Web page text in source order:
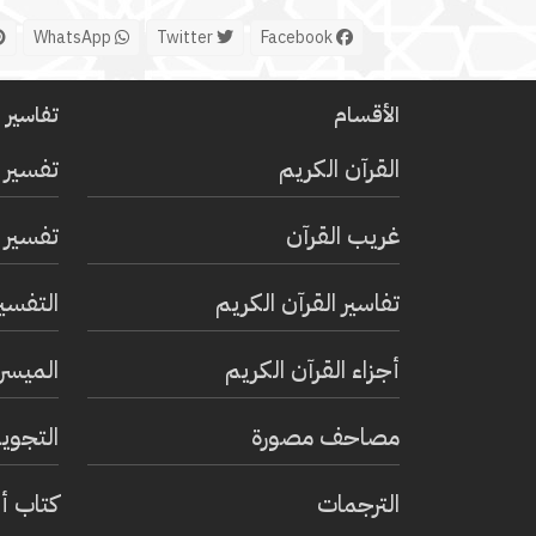
Facebook
Twitter
الأقسام
القرآن الكريم
غريب القرآن
تفاسير القرآن الكريم
أجزاء القرآن الكريم
مصاحف مصورة
الترجمات
تفسير
كتاب